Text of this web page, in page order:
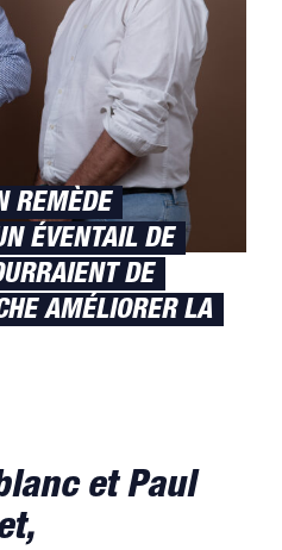
REMÈDE
ÉVENTAIL DE
DE
AMÉLIORER LA
et Paul